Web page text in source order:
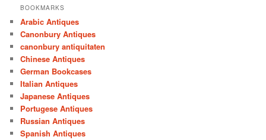
BOOKMARKS
Arabic Antiques
Canonbury Antiques
canonbury antiquitaten
Chinese Antiques
German Bookcases
Italian Antiques
Japanese Antiques
Portugese Antiques
Russian Antiques
Spanish Antiques